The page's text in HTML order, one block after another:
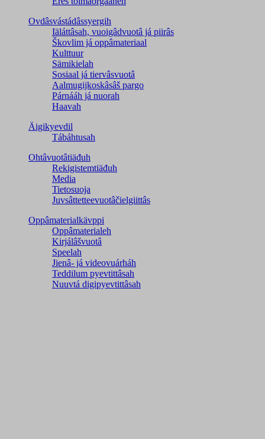
Ovdâsvástádâssyergih
Iäláttâsah, vuoigâdvuotâ já piirâs
Škovlim já oppâmateriaal
Kulttuur
Sämikielah
Sosiaal já tiervâsvuotâ
Aalmugijkoskâsâš pargo
Párnááh já nuorah
Haavah
Äigikyevdil
Tábáhtusah
Ohtâvuotâtiäđuh
Rekigistemtiäđuh
Media
Tietosuoja
Juvsâttetteevuotâčielgiittâs
Oppâmaterialkävppi
Oppâmaterialeh
Kirjálâšvuotâ
Speelah
Jienâ- já videovuárháh
Teddilum pyevtittâsah
Nuuvtá digipyevtittâsah